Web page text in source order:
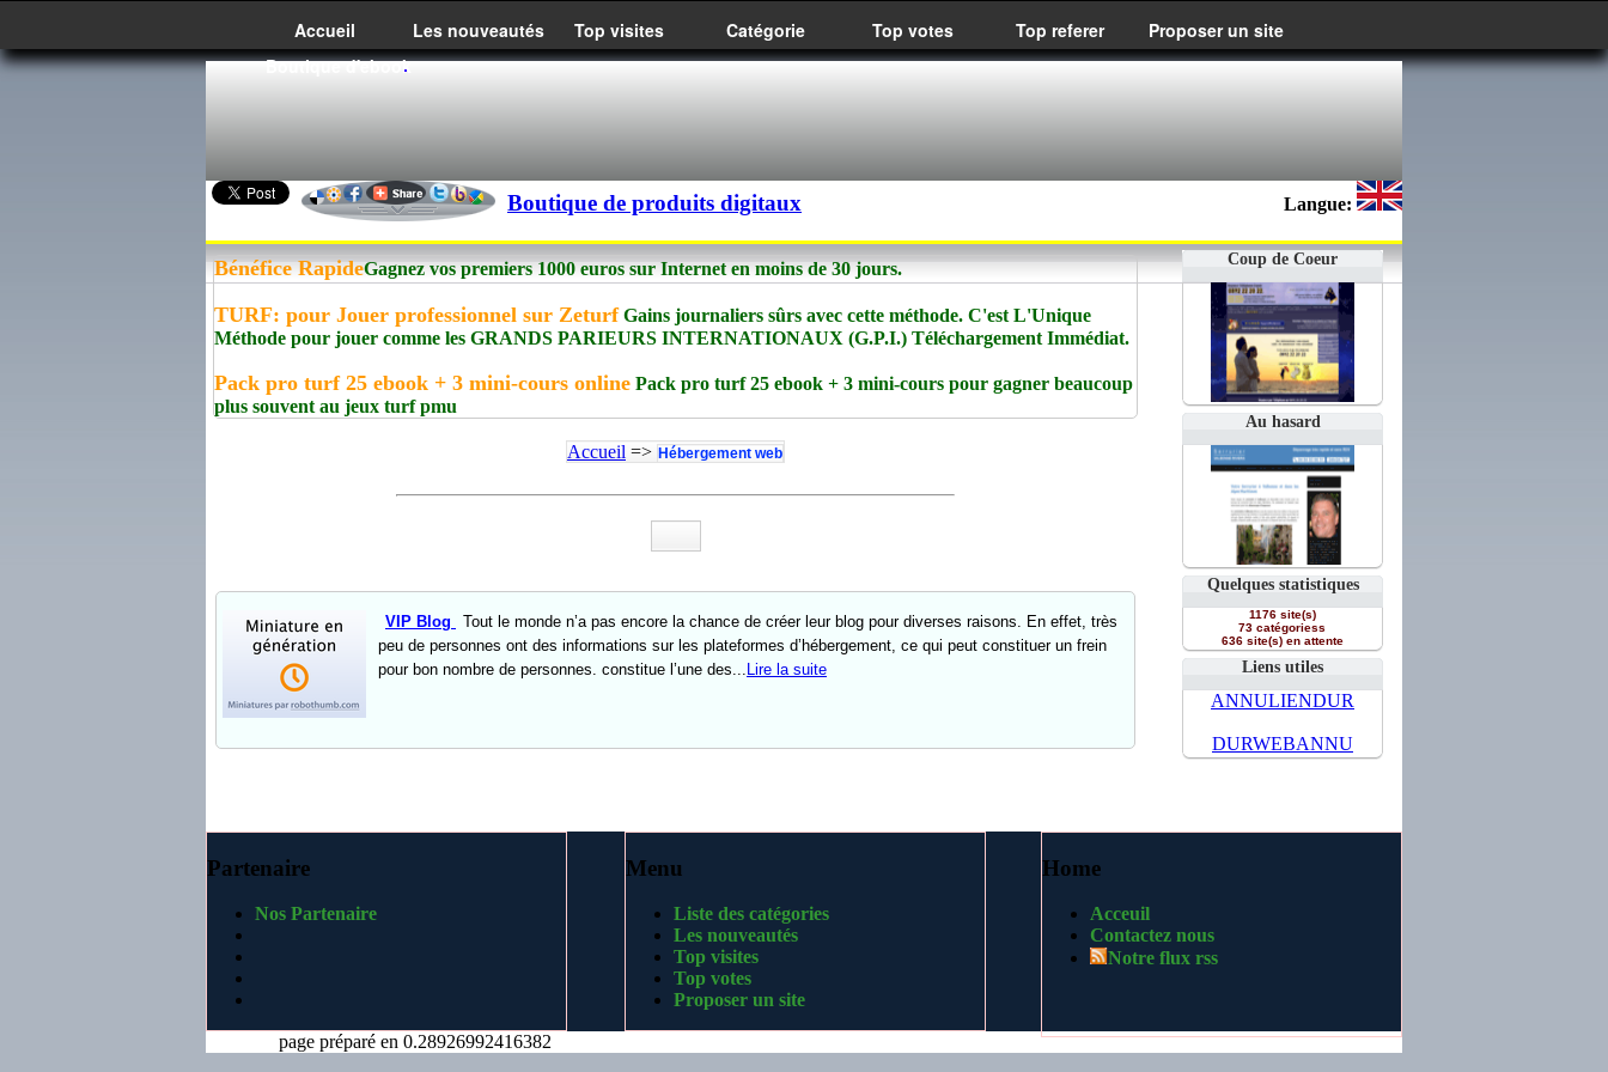
Accueil Les nouveautés Top visites Catégorie Top votes Top referer
Proposer un site
Boutique d'ebook
Boutique de produits digitaux Langue:
Coup de Coeur
Au hasard
Quelques statistiques
1176 site(s)
73 catégoriess
636 site(s) en attente
Liens utiles
ANNULIENDUR
DURWEBANNU
Bénéfice RapideGagnez vos premiers 1000 euros sur Internet en moins de 30 jours.
TURF: pour Jouer professionnel sur ZeturfGains journaliers sûrs avec cette méthode. C'est L'Unique
Méthode pour jouer comme les GRANDS PARIEURS INTERNATIONAUX (G.P.I.) Téléchargement Immédiat.
Pack pro turf 25 ebook + 3 mini-cours online Pack pro turf 25 ebook + 3 mini-cours pour gagner beaucoup
plus souvent au jeux turf pmu
Accueil => Hébergement web
VIP Blog
Tout le monde n’a pas encore la chance de créer leur blog pour diverses raisons. En effet, très
peu de personnes ont des informations sur les plateformes d’hébergement, ce qui peut constituer un frein
pour bon nombre de personnes. constitue l’une des... Lire la suite
Home
Acceuil
Contactez nous
Notre flux rss
Menu
Liste des catégories
Les nouveautés
Top visites
Top votes
Proposer un site
Partenaire
Nos Partenaire
page préparé en 0.28926992416382